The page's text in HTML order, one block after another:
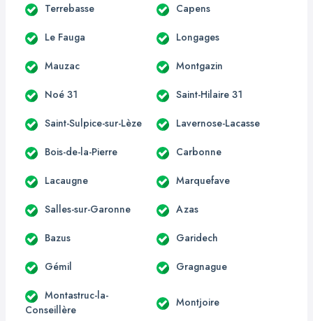
Terrebasse Capens
Le Fauga Longages
Mauzac Montgazin
Noé 31 Saint-Hilaire 31
Saint-Sulpice-sur-Lèze Lavernose-Lacasse
Bois-de-la-Pierre Carbonne
Lacaugne Marquefave
Salles-sur-Garonne Azas
Bazus Garidech
Gémil Gragnague
Montastruc-la-
Conseillère
Montjoire